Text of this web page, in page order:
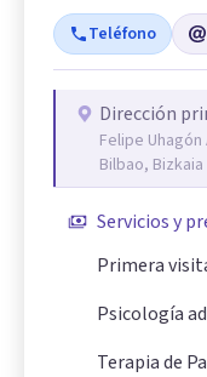
Teléfono
Dirección
Felipe
Bilbao, Bizkaia
Servicios y
Primera
Psicología
Terapia de